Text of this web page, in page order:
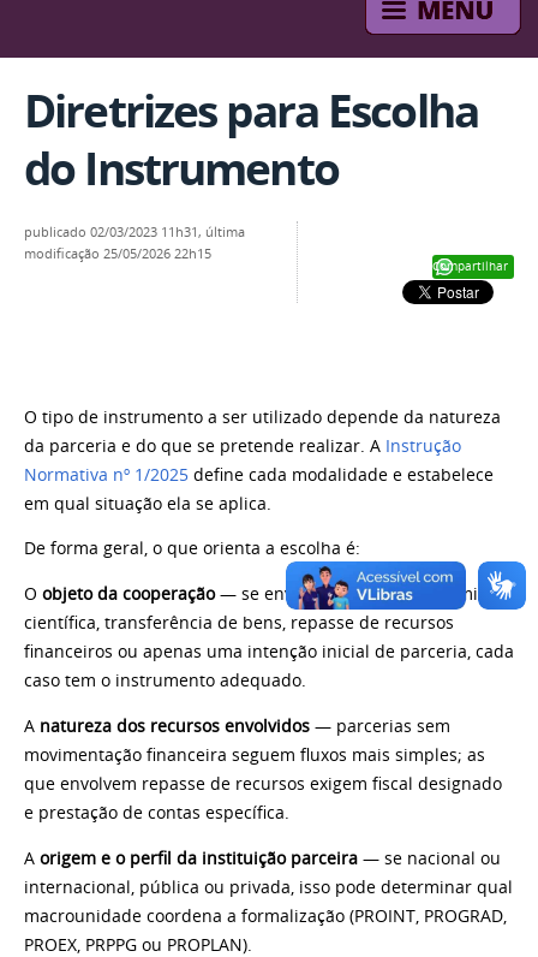
Diretrizes para Escolha
do Instrumento
Compartilhar
publicado 02/03/2023 11h31, última
modificação 25/05/2026 22h15
O tipo de instrumento a ser utilizado depende da natureza
da parceria e do que se pretende realizar. A Instrução
Normativa nº 1/2025 define cada modalidade e estabelece
em qual situação ela se aplica.
De forma geral, o que orienta a escolha é:
O objeto da cooperação— se envolve atividade acadêmica,
científica, transferência de bens, repasse de recursos
financeiros ou apenas uma intenção inicial de parceria, cada
caso tem o instrumento adequado.
A natureza dos recursos envolvidos — parcerias sem
movimentação financeira seguem fluxos mais simples; as
que envolvem repasse de recursos exigem fiscal designado
e prestação de contas específica.
A origem e o perfil da instituição parceira — se nacional ou
internacional, pública ou privada, isso pode determinar qual
macrounidade coordena a formalização (PROINT, PROGRAD,
PROEX, PRPPG ou PROPLAN).